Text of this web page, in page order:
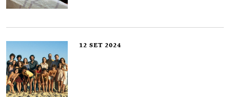
12 SET 2024